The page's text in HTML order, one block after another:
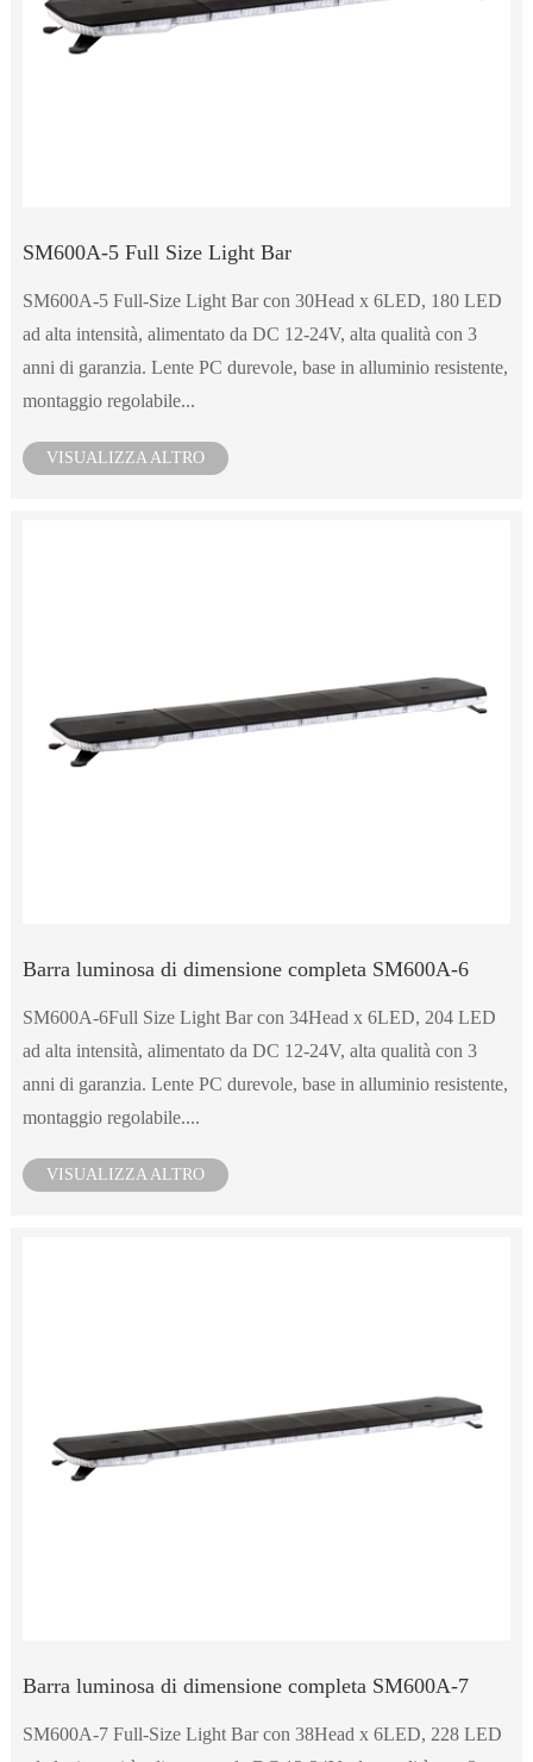
SM600A-5 Full Size Light Bar
SM600A-5 Full-Size Light Bar con 30Head x 6LED, 180 LED
ad alta intensità, alimentato da DC 12-24V, alta qualità con 3
anni di garanzia. Lente PC durevole, base in alluminio resistente,
montaggio regolabile...
VISUALIZZA ALTRO
Barra luminosa di dimensione completa SM600A-6
SM600A-6Full Size Light Bar con 34Head x 6LED, 204 LED
ad alta intensità, alimentato da DC 12-24V, alta qualità con 3
anni di garanzia. Lente PC durevole, base in alluminio resistente,
montaggio regolabile....
VISUALIZZA ALTRO
Barra luminosa di dimensione completa SM600A-7
SM600A-7 Full-Size Light Bar con 38Head x 6LED, 228 LED